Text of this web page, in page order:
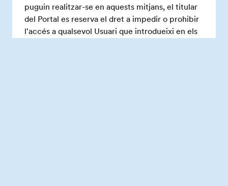
puguin realitzar-se en aquests mitjans, el titular
del Portal es reserva el dret a impedir o prohibir
l'accés a qualsevol Usuari que introdueixi en els